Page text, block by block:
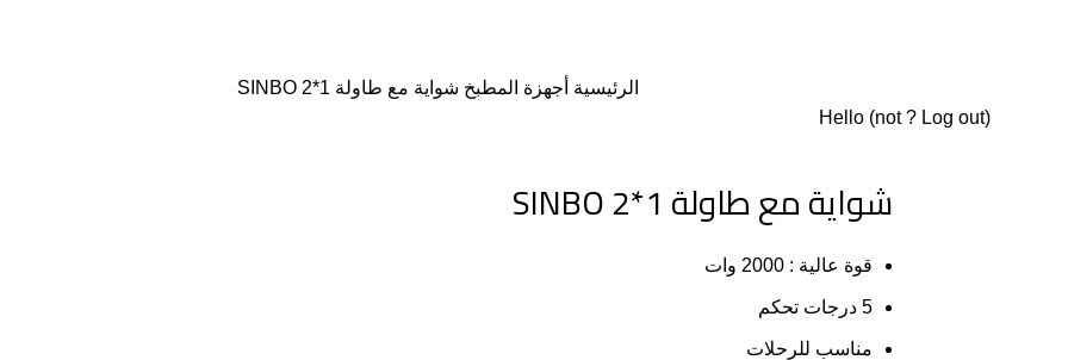
الرئيسية أجهزة المطبخ شواية مع طاولة SINBO 2*1
Hello (not? Log out)
شواية مع طاولة SINBO 2*1
قوة عالية : 2000 وات
5 درجات تحكم
مناسب للرحلات